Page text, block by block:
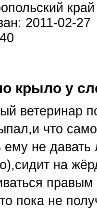
край
2011-02-27
крыло у
ветеринар
что
ему не
на
пока не